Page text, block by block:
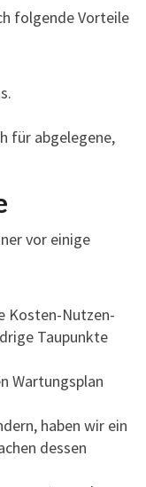
folgende Vorteile
für abgelegene,
vor einige
Kosten-Nutzen-
Taupunkte
Wartungsplan
haben wir ein
dessen